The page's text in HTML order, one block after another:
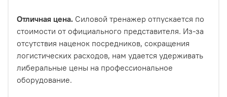
Отличная цена. Силовой тренажер отпускается по
стоимости от официального представителя. Из-за
отсутствия наценок посредников, сокращения
логистических расходов, нам удается удерживать
либеральные цены на профессиональное
оборудование.